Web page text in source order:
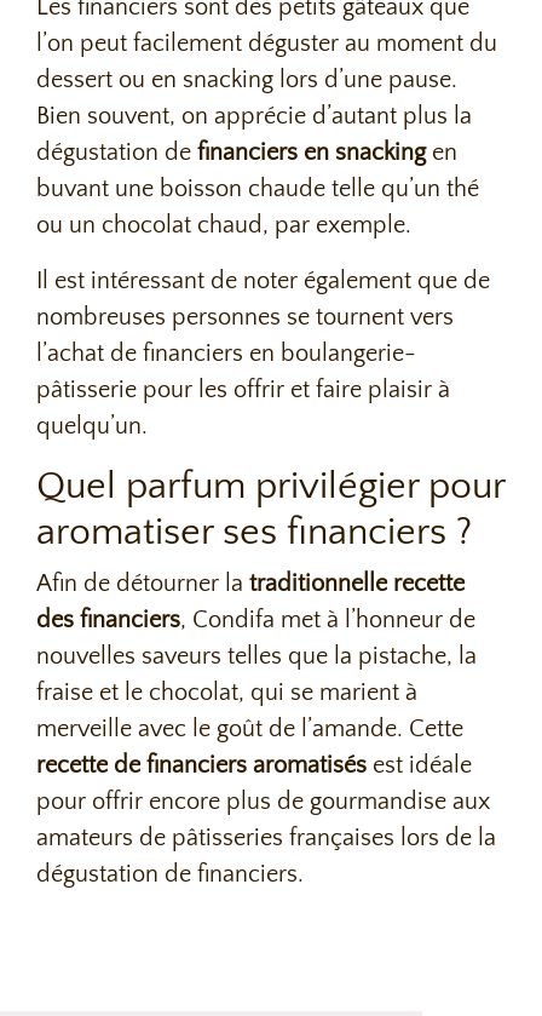
Les financiers sont des petits gâteaux que
l’on peut facilement déguster au moment du
dessert ou en snacking lors d’une pause.
Bien souvent, on apprécie d’autant plus la
dégustation de financiers en snackingen
buvant une boisson chaude telle qu’un thé
ou un chocolat chaud, par exemple.
Il est intéressant de noter également que de
nombreuses personnes se tournent vers
l’achat de financiers en boulangerie-
pâtisserie pour les offrir et faire plaisir à
quelqu’un.
Quel parfum privilégier pour
aromatiser ses financiers ?
Afin de détourner la traditionnelle recette
des financiers, Condifa met à l’honneur de
nouvelles saveurs telles que la pistache, la
fraise et le chocolat, qui se marient à
merveille avec le goût de l’amande. Cette
recette de financiers aromatisés est idéale
pour offrir encore plus de gourmandise aux
amateurs de pâtisseries françaises lors de la
dégustation de financiers.